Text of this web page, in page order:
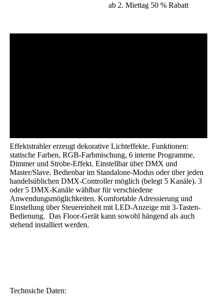
ab 2. Miettag 50 % Rabatt
Effektstrahler erzeugt dekorative Lichteffekte. Funktionen:
statische Farben, RGB-Farbmischung, 6 interne Programme,
Dimmer und Strobe-Effekt. Einstellbar über DMX und
Master/Slave. Bedienbar im Standalone-Modus oder über jeden
handelsüblichen DMX-Controller möglich (belegt 5 Kanäle). 3
oder 5 DMX-Kanäle wählbar für verschiedene
Anwendungsmöglichkeiten. Komfortable Adressierung und
Einstellung über Steuereinheit mit LED-Anzeige mit 3-Tasten-
Bedienung. Das Floor-Gerät kann sowohl hängend als auch
stehend installiert werden.
Technsiche Daten: